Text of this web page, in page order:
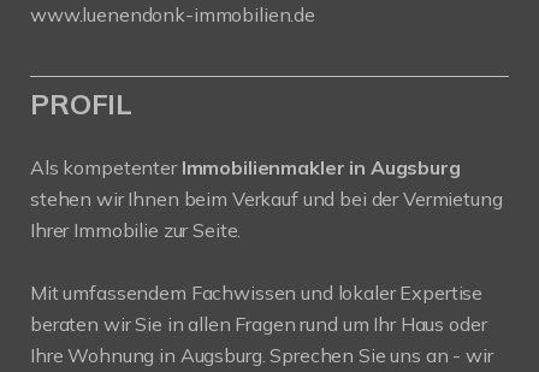
www.luenendonk-immobilien.de
PROFIL
Als kompetenter Immobilienmakler in Augsburg
stehen wir Ihnen beim Verkauf und bei der Vermietung
Ihrer Immobilie zur Seite.
Mit umfassendem Fachwissen und lokaler Expertise
beraten wir Sie in allen Fragen rund um Ihr Haus oder
Ihre Wohnung in Augsburg. Sprechen Sie uns an - wir